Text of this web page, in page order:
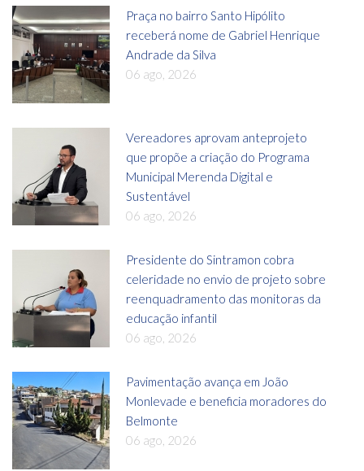
Praça no bairro Santo Hipólito
receberá nome de Gabriel Henrique
Andrade da Silva
06 ago, 2026
Vereadores aprovam anteprojeto
que propõe a criação do Programa
Municipal Merenda Digital e
Sustentável
06 ago, 2026
Presidente do Sintramon cobra
celeridade no envio de projeto sobre
reenquadramento das monitoras da
educação infantil
06 ago, 2026
Pavimentação avança em João
Monlevade e beneficia moradores do
Belmonte
06 ago, 2026